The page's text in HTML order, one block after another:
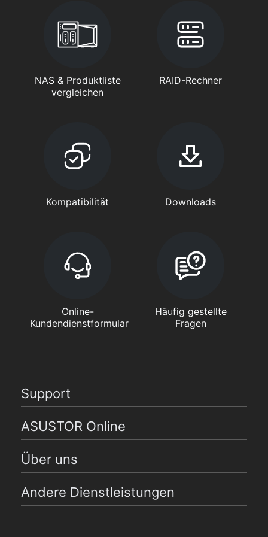
NAS & Produktliste
vergleichen
RAID-Rechner
Kompatibilität Downloads
Online-
Kundendienstformular
Häufig gestellte
Fragen
Support
ASUSTOR Online
Über uns
Andere Dienstleistungen